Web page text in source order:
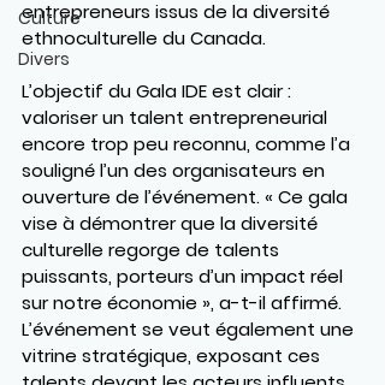
Culture
Divers
entrepreneurs issus de la diversité
ethnoculturelle du Canada.
L’objectif du Gala IDE est clair :
valoriser un talent entrepreneurial
encore trop peu reconnu, comme l’a
souligné l’un des organisateurs en
ouverture de l’événement. « Ce gala
vise à démontrer que la diversité
culturelle regorge de talents
puissants, porteurs d’un impact réel
sur notre économie », a-t-il affirmé.
L’événement se veut également une
vitrine stratégique, exposant ces